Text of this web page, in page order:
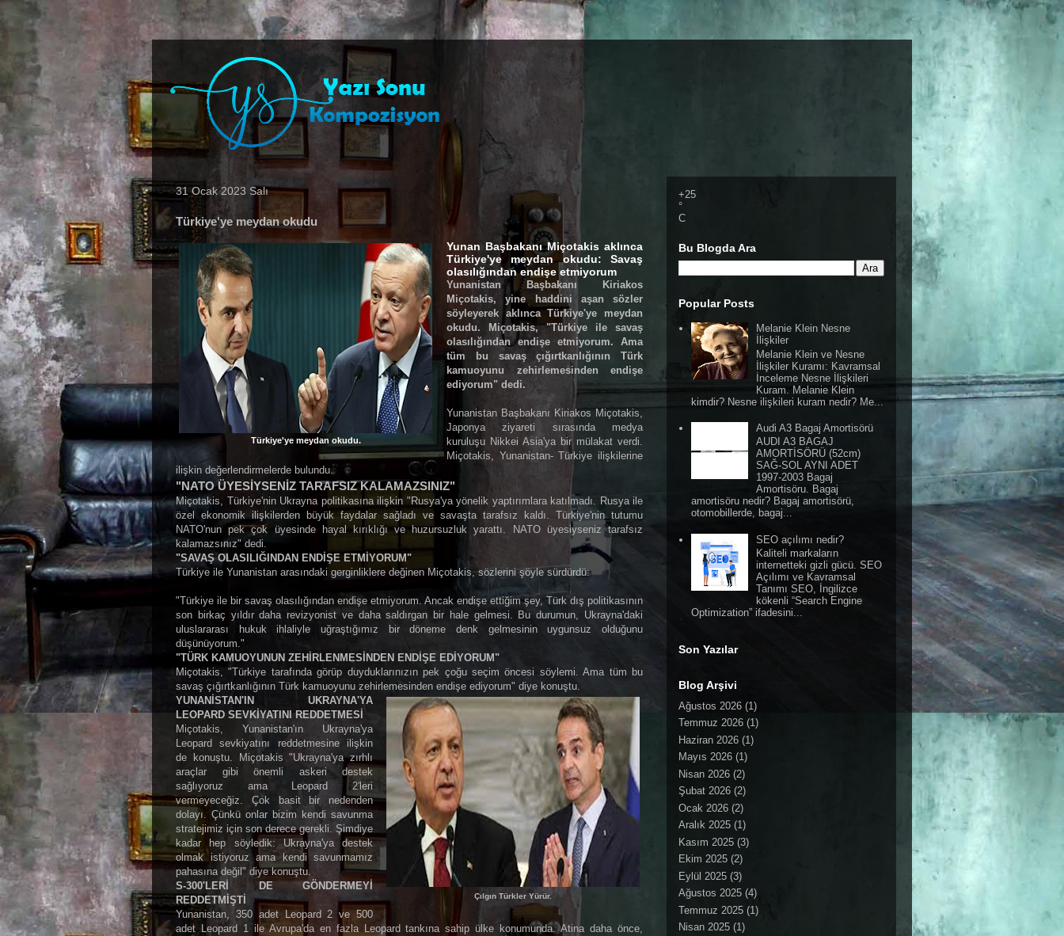
31 Ocak 2023 Salı
Türkiye'ye meydan okudu
Türkiye'ye meydan okudu.
Yunan Başbakanı Miçotakis aklınca
Türkiye'ye meydan okudu: Savaş
olasılığından endişe etmiyorum
Yunanistan Başbakanı Kiriakos
Miçotakis, yine haddini aşan sözler
söyleyerek aklınca Türkiye'ye meydan
okudu. Miçotakis, "Türkiye ile savaş
olasılığından endişe etmiyorum. Ama
tüm bu savaş çığırtkanlığının Türk
kamuoyunu zehirlemesinden endişe
ediyorum" dedi.
Yunanistan Başbakanı Kiriakos Miçotakis,
Japonya ziyareti sırasında medya
kuruluşu Nikkei Asia'ya bir mülakat verdi.
Miçotakis, Yunanistan- Türkiye ilişkilerine
ilişkin değerlendirmelerde bulundu.
"NATO ÜYESİYSENİZ TARAFSIZ KALAMAZSINIZ"
Miçotakis, Türkiye'nin Ukrayna politikasına ilişkin "Rusya'ya yönelik yaptırımlara katılmadı. Rusya ile
özel ekonomik ilişkilerden büyük faydalar sağladı ve savaşta tarafsız kaldı. Türkiye'nin tutumu
NATO'nun pek çok üyesinde hayal kırıklığı ve huzursuzluk yarattı. NATO üyesiyseniz tarafsız
kalamazsınız" dedi.
"SAVAŞ OLASILIĞINDAN ENDİŞE ETMİYORUM"
Türkiye ile Yunanistan arasındaki gerginliklere değinen Miçotakis, sözlerini şöyle sürdürdü:
"Türkiye ile bir savaş olasılığından endişe etmiyorum. Ancak endişe ettiğim şey, Türk dış politikasının
son birkaç yıldır daha revizyonist ve daha saldırgan bir hale gelmesi. Bu durumun, Ukrayna'daki
uluslararası hukuk ihlaliyle uğraştığımız bir döneme denk gelmesinin uygunsuz olduğunu
düşünüyorum."
"TÜRK KAMUOYUNUN ZEHİRLENMESİNDEN ENDİŞE EDİYORUM"
Miçotakis, "Türkiye tarafında görüp duyduklarınızın pek çoğu seçim öncesi söylemi. Ama tüm bu
savaş çığırtkanlığının Türk kamuoyunu zehirlemesinden endişe ediyorum" diye konuştu.
Çılgın Türkler Yürür.
YUNANİSTAN'IN UKRAYNA'YA
LEOPARD SEVKİYATINI REDDETMESİ
Miçotakis, Yunanistan'ın Ukrayna'ya
Leopard sevkiyatını reddetmesine ilişkin
de konuştu. Miçotakis "Ukrayna'ya zırhlı
araçlar gibi önemli askeri destek
sağlıyoruz ama Leopard 2'leri
vermeyeceğiz. Çok basit bir nedenden
dolayı. Çünkü onlar bizim kendi savunma
stratejimiz için son derece gerekli. Şimdiye
kadar hep söyledik: Ukrayna'ya destek
olmak istiyoruz ama kendi savunmamız
pahasına değil" diye konuştu.
S-300'LERİ DE GÖNDERMEYİ
REDDETMİŞTİ
Yunanistan, 350 adet Leopard 2 ve 500
adet Leopard 1 ile Avrupa'da en fazla Leopard tankına sahip ülke konumunda. Atina daha önce,
+25
°
C
Bu Blogda Ara
Popular Posts
Melanie Klein Nesne
İlişkiler
Melanie Klein ve Nesne
İlişkiler Kuramı: Kavramsal
İnceleme Nesne İlişkileri
Kuram. Melanie Klein
kimdir? Nesne ilişkileri kuram nedir? Me...
Audi A3 Bagaj Amortisörü
AUDI A3 BAGAJ
AMORTİSÖRÜ (52cm)
SAĞ-SOL AYNI ADET
1997-2003 Bagaj
Amortisöru. Bagaj
amortisöru nedir? Bagaj amortisörü,
otomobillerde, bagaj...
SEO açılımı nedir?
Kaliteli markaların
internetteki gizli gücü. SEO
Açılımı ve Kavramsal
Tanımı SEO, İngilizce
kökenli “Search Engine
Optimization” ifadesini...
Son Yazılar
Blog Arşivi
Ağustos 2026 (1)
Temmuz 2026 (1)
Haziran 2026 (1)
Mayıs 2026 (1)
Nisan 2026 (2)
Şubat 2026 (2)
Ocak 2026 (2)
Aralık 2025 (1)
Kasım 2025 (3)
Ekim 2025 (2)
Eylül 2025 (3)
Ağustos 2025 (4)
Temmuz 2025 (1)
Nisan 2025 (1)